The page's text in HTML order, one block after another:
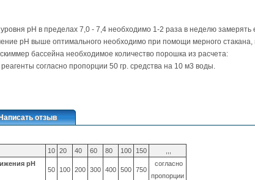
pH в пределах 7,0 - 7,4 необходимо 1-2 раза в неделю
pH выше оптимального необходимо при помощи мерного
бассейна необходимое количество порошка из расчета:
согласно пропорции 50 гр. средства на 10 м3 воды.
Написать отзыв
10 20 40 60 80 100 150
pH
50 100 200 300 400 500 750
согласно
пропорции